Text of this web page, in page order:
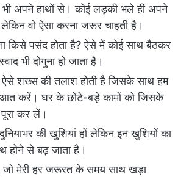
भी अपने हाथों से। कोई लड़की भले ही अपने
वो ऐसा करना जरूर चाहती है।
किसे पसंद होता है? ऐसे में कोई साथ बैठकर
भी दोगुना हो जाता है।
ऐसे शख्स की तलाश होती है जिसके साथ हम
करें। घर के छोटे-बड़े कामों को जिसके
कर लें।
की खुशियां हों लेकिन इन खुशियों का
होने से बढ़ जाता है।
जो मेरी हर जरूरत के समय साथ खड़ा